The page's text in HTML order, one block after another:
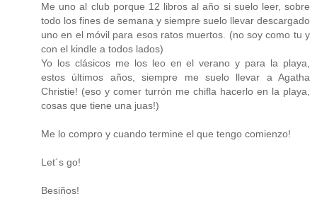
Me uno al club porque 12 libros al año si suelo leer, sobre
todo los fines de semana y siempre suelo llevar descargado
uno en el móvil para esos ratos muertos. (no soy como tu y
con el kindle a todos lados)
Yo los clásicos me los leo en el verano y para la playa,
estos últimos años, siempre me suelo llevar a Agatha
Christie! (eso y comer turrón me chifla hacerlo en la playa,
cosas que tiene una juas!)
Me lo compro y cuando termine el que tengo comienzo!
Let´s go!
Besiños!